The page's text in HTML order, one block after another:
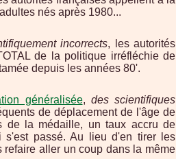
nés après 1980...
incorrects, les autorités
de la politique irréfléchie de
depuis les années 80'.
généralisée, des scientifiques
de déplacement de l'âge de
de la médaille, un taux accru de
s'est passé. Au lieu d'en tirer les
refaire aller un coup dans la même